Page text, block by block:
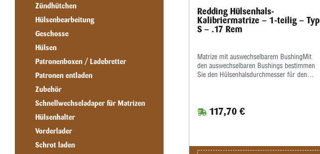
Zündhütchen
Hülsenbearbeitung
Geschosse
Hülsen
Patronenboxen / Ladebretter
Patronen entladen
Zubehör
Schnellwechseladaper für Matrizen
Hülsenhalter
Vorderlader
Schrot laden
Redding Hülsenhals-
Kalibriermatrize – 1-teilig – Typ
S – .17 Rem
Matrize mit auswechselbarem BushingMit
den auswechselbaren Bushings bestimmen
Sie den Hülsenhalsdurchmesser für den
kalibriert wird.Type „S”- Matrize mit
Halskalibrierung für Bushing- Body Die-
117,70 €